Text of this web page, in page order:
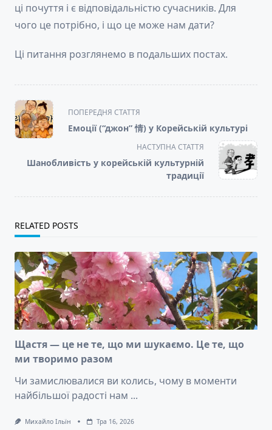
ці почуття і є відповідальністю сучасників. Для
чого це потрібно, і що це може нам дати?
Ці питання розглянемо в подальших постах.
<span
class="nav-
subtitle
reader-
ПОПЕРЕДНЯ СТАТТЯ
Емоції (“джон” 情) у Корейській культурі
НАСТУПНА СТАТТЯ
Шанобливість у корейській культурній
традиції
RELATED POSTS
Щастя — це не те, що ми шукаємо. Це те, що
ми творимо разом
Чи замислювалися ви колись, чому в моменти
найбільшої радості нам ...
Михайло Ільїн Тра 16, 2026